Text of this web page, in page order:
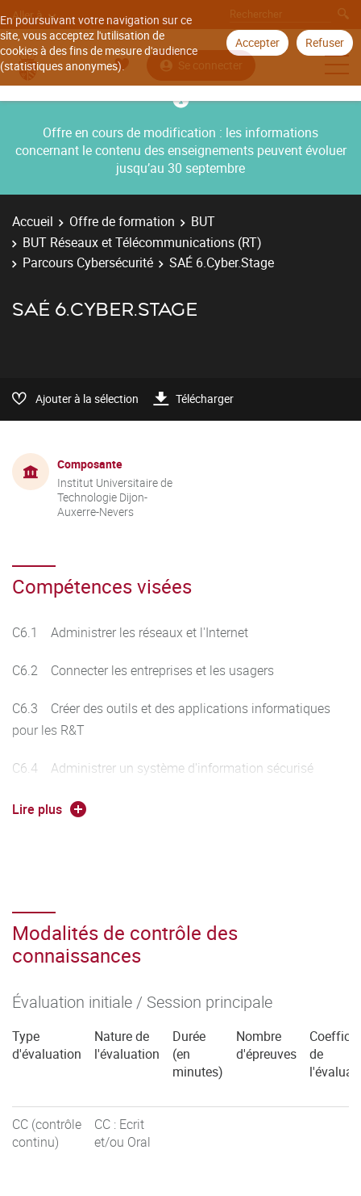
En poursuivant votre navigation sur ce
site, vous acceptez l'utilisation de
cookies à des fins de mesure d'audience
(statistiques anonymes).
Accepter Refuser
Aller à
Se connecter
Offre en cours de modification : les informations
concernant le contenu des enseignements peuvent évoluer
jusqu’au 30 septembre
Accueil Offre de formation
BUT
BUT Réseaux et Télécommunications (RT)
Parcours Cybersécurité
SAÉ 6.Cyber.Stage
SAÉ 6.CYBER.STAGE
Ajouter à la sélection Télécharger
Composante
Institut Universitaire de
Technologie Dijon-
Auxerre-Nevers
Compétences visées
C6.1 Administrer les réseaux et l'Internet
C6.2 Connecter les entreprises et les usagers
C6.3 Créer des outils et des applications informatiques
pour les R&T
C6.4 Administrer un système d'information sécurisé
C6.5 Surveiller un système d'information sécurisé
Lire plus
Modalités de contrôle des
connaissances
Évaluation initiale / Session principale
Type
d'évaluation
Nature de
l'évaluation
Durée
(en
minutes)
Nombre
d'épreuves
de
CC (contrôle
continu)
CC : Ecrit
et/ou Oral